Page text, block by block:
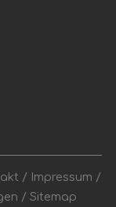
/ Impressum /
/Sitemap